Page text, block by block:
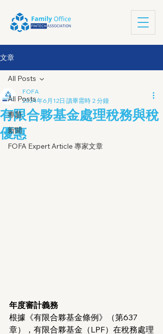
文章
All Posts
專題
新聞
FOFA Expert Article 專家文章
All Posts
有限合夥基金處理稅務與稅
優惠
FOFA
2024年6月12日 讀畢需時 2 分鐘
年度審計義務
根據《有限合夥基金條例》（第637
章），有限合夥基金（LPF）在稅務處理